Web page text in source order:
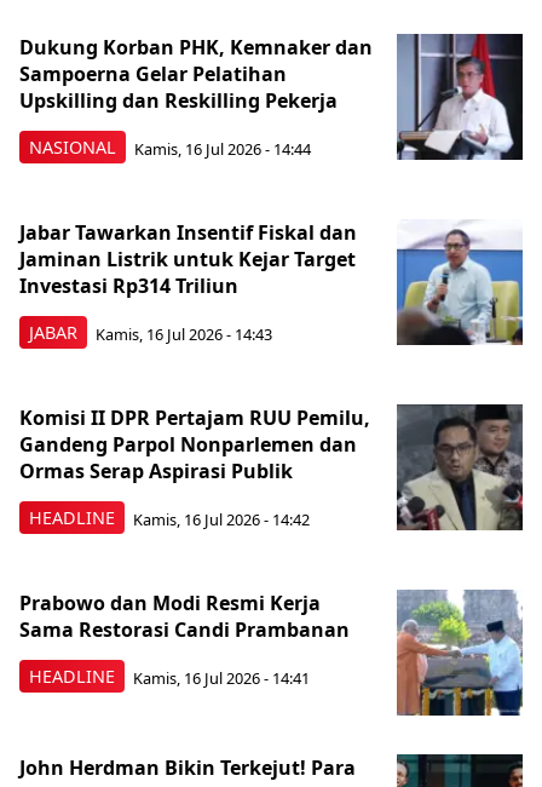
NASIONAL
Dukung Korban PHK, Kemnaker dan
Sampoerna Gelar Pelatihan
Upskilling dan Reskilling Pekerja
Kamis, 16 Jul 2026 - 14:44
JABAR
Jabar Tawarkan Insentif Fiskal dan
Jaminan Listrik untuk Kejar Target
Investasi Rp314 Triliun
Kamis, 16 Jul 2026 - 14:43
HEADLINE
Komisi II DPR Pertajam RUU Pemilu,
Gandeng Parpol Nonparlemen dan
Ormas Serap Aspirasi Publik
Kamis, 16 Jul 2026 - 14:42
HEADLINE
Prabowo dan Modi Resmi Kerja
Sama Restorasi Candi Prambanan
Kamis, 16 Jul 2026 - 14:41
John Herdman Bikin Terkejut! Para